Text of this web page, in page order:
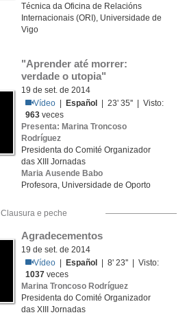
Técnica da Oficina de Relacións
Internacionais (ORI), Universidade de
Vigo
"Aprender até morrer:
verdade o utopia"
19 de set. de 2014
Vídeo
Español
| 23' 35'' | Visto:
963 veces
Presenta: Marina Troncoso
Rodríguez
Presidenta do Comité Organizador
das XIII Jornadas
Maria Ausende Babo
Profesora, Universidade de Oporto
Clausura e peche
Agradecementos
19 de set. de 2014
Vídeo
Español
| 8' 23'' | Visto:
1037 veces
Marina Troncoso Rodríguez
Presidenta do Comité Organizador
das XIII Jornadas